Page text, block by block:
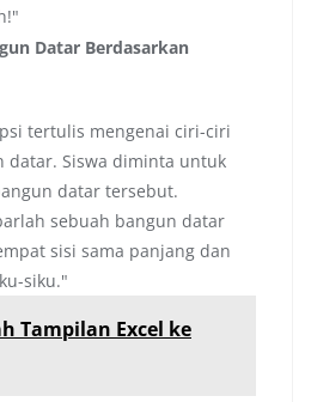
Datar Berdasarkan
tertulis mengenai ciri-ciri
datar. Siswa diminta untuk
datar tersebut.
sebuah bangun datar
sisi sama panjang dan
siku."
Tampilan Excel ke